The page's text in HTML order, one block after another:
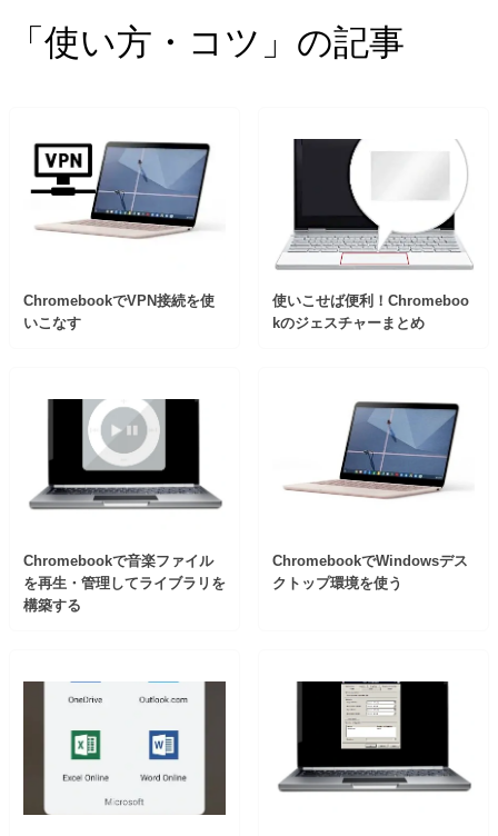
「使い方・コツ」の記事
ChromebookでVPN接続を使
いこなす
使いこせば便利！Chromeboo
kのジェスチャーまとめ
Chromebookで音楽ファイル
を再生・管理してライブラリを
構築する
ChromebookでWindowsデス
クトップ環境を使う